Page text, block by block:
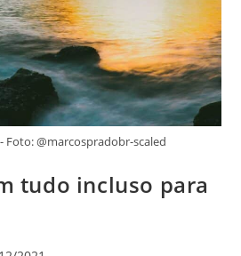
Foto: @marcospradobr-scaled
tudo incluso para